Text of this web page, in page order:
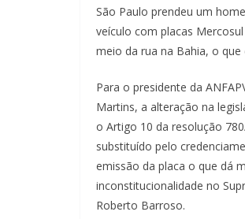
São Paulo prendeu um
veículo com placas
meio da rua na Bahia, o que
Para o presidente da
Martins, a alteração na
o Artigo 10 da resolução
substituído pelo
emissão da placa o que dá
inconstitucionalidade no
Roberto Barroso.